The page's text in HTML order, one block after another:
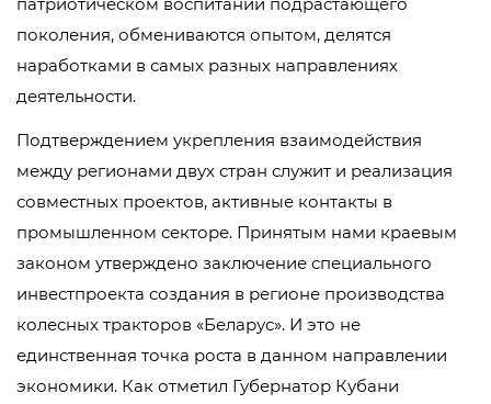
поколения, обмениваются опытом, делятся
наработками в самых разных направлениях
деятельности.
Подтверждением укрепления взаимодействия
между регионами двух стран служит и реализация
совместных проектов, активные контакты в
промышленном секторе. Принятым нами краевым
законом утверждено заключение специального
инвестпроекта создания в регионе производства
колесных тракторов «Беларус». И это не
единственная точка роста в данном направлении
экономики. Как отметил Губернатор Кубани